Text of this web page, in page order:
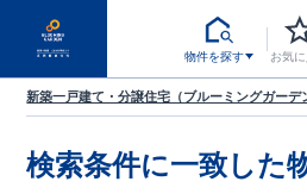
物件を探す お気
新築一戸建て・分譲住宅（ブルーミングガーデ
検索条件に一致した